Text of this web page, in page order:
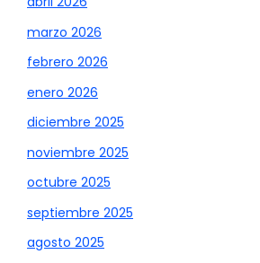
marzo 2026
febrero 2026
enero 2026
diciembre 2025
noviembre 2025
octubre 2025
septiembre 2025
agosto 2025